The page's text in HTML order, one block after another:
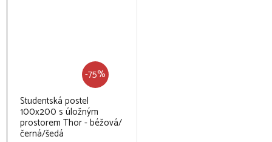
-75%
Studentská postel
100x200 s úložným
prostorem Thor - béžová/
černá/šedá